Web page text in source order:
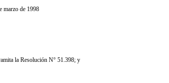
marzo de 1998
la Resolución N° 51.398; y